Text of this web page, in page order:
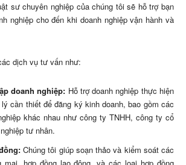
sư chuyên nghiệp của chúng tôi sẽ hỗ trợ bạn
nghiệp cho đến khi doanh nghiệp vận hành và
dịch vụ tư vấn như:
doanh nghiệp: Hỗ trợ doanh nghiệp thực hiện
cần thiết để đăng ký kinh doanh, bao gồm các
khác nhau như công ty TNHH, công ty cổ
tư nhân.
Chúng tôi giúp soạn thảo và kiểm soát các